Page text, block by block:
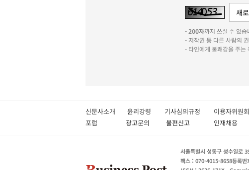
-200자까지 쓰실 수 있
- 저작권 등 다른 사람의
- 타인에게 불쾌감을 주는
신문사소개 윤리강령 기사심의규정 이용자위
포럼
광고문의 불편신고 인재채용
서울특별시 성동구 성수일로
팩스 : 070-4015-8658등록